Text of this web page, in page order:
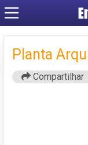
Planta
Compartilhar